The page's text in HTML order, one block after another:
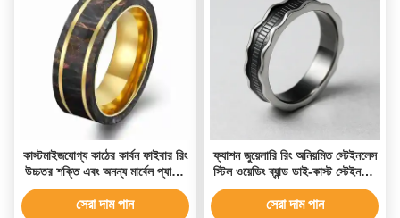
কাস্টমাইজযোগ্য কাঠের কার্বন ফাইবার রিং
উচ্চতর শক্তি এবং অনন্য মার্বেল প্যাটার্ন
বিবাহের আংটি সঙ্গে
সেরা দাম পান
ফ্যাশন জুয়েলারি রিং অনিয়মিত স্টেইনলেস
স্টিল ওয়েডিং ব্যান্ড ডাই-কাস্ট স্টেইনলেস
স্টিল রিং পুরুষদের বিবাহের ব্যান্ড রিং
পুরুষদের জন্য
সেরা দাম পান